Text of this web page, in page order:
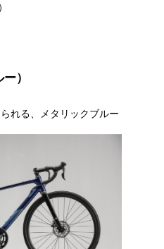
）
れる、メタリックブルー